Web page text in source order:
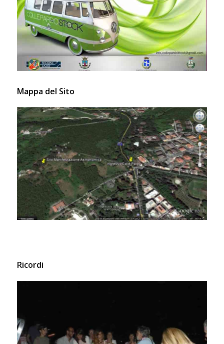
Mappa del Sito
Ricordi